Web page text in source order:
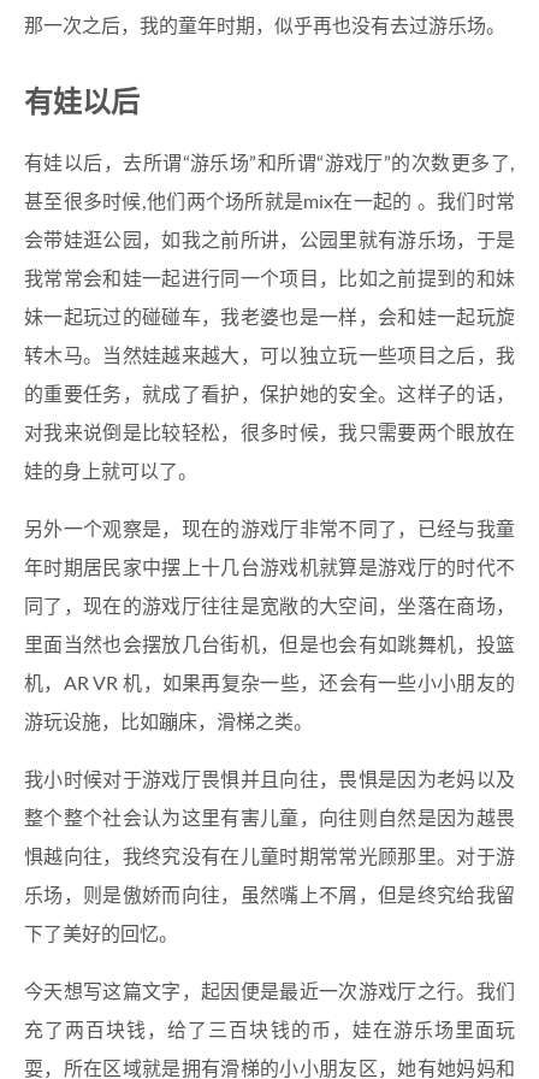
那一次之后，我的童年时期，似乎再也没有去过游乐场。
有娃以后
有娃以后，去所谓“游乐场”和所谓“游戏厅”的次数更多了,
甚至很多时候,他们两个场所就是mix在一起的 。我们时常
会带娃逛公园，如我之前所讲，公园里就有游乐场，于是
我常常会和娃一起进行同一个项目，比如之前提到的和妹
妹一起玩过的碰碰车，我老婆也是一样，会和娃一起玩旋
转木马。当然娃越来越大，可以独立玩一些项目之后，我
的重要任务，就成了看护，保护她的安全。这样子的话，
对我来说倒是比较轻松，很多时候，我只需要两个眼放在
娃的身上就可以了。
另外一个观察是，现在的游戏厅非常不同了，已经与我童
年时期居民家中摆上十几台游戏机就算是游戏厅的时代不
同了，现在的游戏厅往往是宽敞的大空间，坐落在商场，
里面当然也会摆放几台街机，但是也会有如跳舞机，投篮
机，AR VR 机，如果再复杂一些，还会有一些小小朋友的
游玩设施，比如蹦床，滑梯之类。
我小时候对于游戏厅畏惧并且向往，畏惧是因为老妈以及
整个整个社会认为这里有害儿童，向往则自然是因为越畏
惧越向往，我终究没有在儿童时期常常光顾那里。对于游
乐场，则是傲娇而向往，虽然嘴上不屑，但是终究给我留
下了美好的回忆。
今天想写这篇文字，起因便是最近一次游戏厅之行。我们
充了两百块钱，给了三百块钱的币，娃在游乐场里面玩
耍，所在区域就是拥有滑梯的小小朋友区，她有她妈妈和